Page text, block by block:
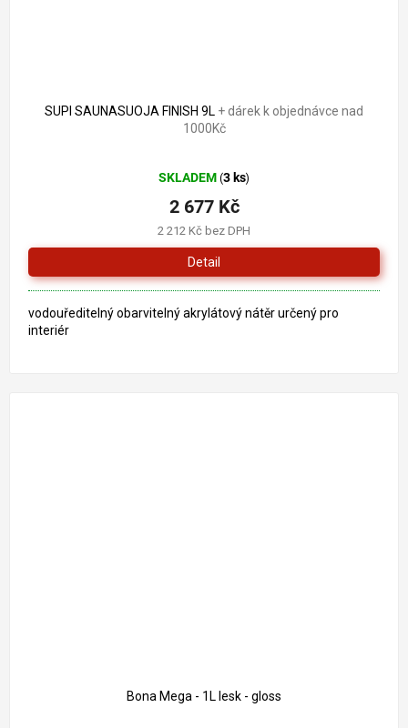
SUPI SAUNASUOJA FINISH 9L + dárek k objednávce nad
1000Kč
hodnocení
produktu
je
5,0
z
5
hvězdiček.
SKLADEM (3 ks)
2 212 Kč bez DPH
2 677 Kč
Detail
vodouředitelný obarvitelný akrylátový nátěr určený pro
interiér
Bona Mega - 1L lesk - gloss